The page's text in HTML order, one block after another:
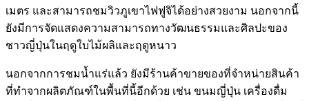
เมตร และสามารถชมวิวภูเขาไฟฟูจิได้อย่างสวยงาม นอกจากนี้
ยังมีการจัดแสดงความสามารถทางวัฒนธรรมและศิลปะของ
ชาวญี่ปุ่นในฤดูใบไม้ผลิและฤดูหนาว
นอกจากการชมน้ำแร่แล้ว ยังมีร้านค้าขายของที่จำหน่ายสินค้า
ที่ทำจากผลิตภัณฑ์ในพื้นที่นี้อีกด้วย เช่น ขนมญี่ปุ่น เครื่องดื่ม